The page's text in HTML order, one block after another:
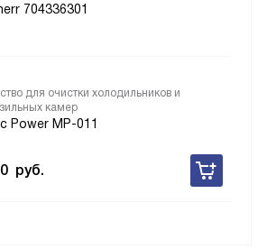
704336301
для очистки холодильников и
камер
Power MP-011
руб.